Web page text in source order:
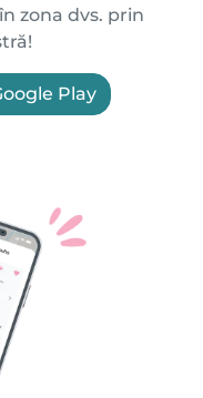
zona dvs. prin
Play